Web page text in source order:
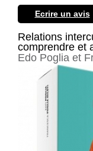
Ecrire un avis
Relations
comprendre et
Edo Poglia et